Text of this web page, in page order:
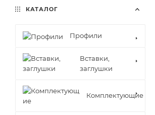
КАТАЛОГ
Профили
Вставки,
заглушки
Комплектующие